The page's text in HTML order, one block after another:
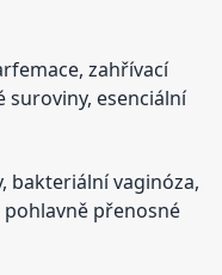
zahřívací
suroviny, esenciální
bakteriální vaginóza,
přenosné